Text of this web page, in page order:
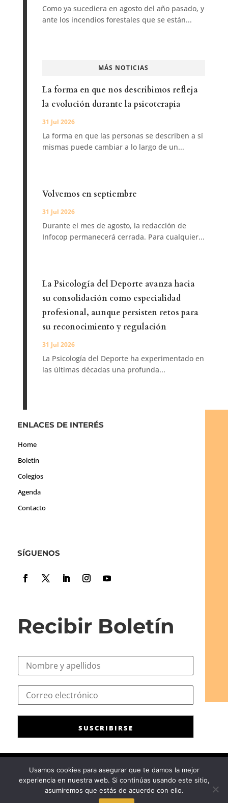
Como ya sucediera en agosto del año pasado, y
ante los incendios forestales que se están...
MÁS NOTICIAS
La forma en que nos describimos refleja
la evolución durante la psicoterapia
31 Jul 2026
La forma en que las personas se describen a sí
mismas puede cambiar a lo largo de un...
Volvemos en septiembre
31 Jul 2026
Durante el mes de agosto, la redacción de
Infocop permanecerá cerrada. Para cualquier...
La Psicología del Deporte avanza hacia
su consolidación como especialidad
profesional, aunque persisten retos para
su reconocimiento y regulación
31 Jul 2026
La Psicología del Deporte ha experimentado en
las últimas décadas una profunda...
ENLACES DE INTERÉS
Home
Boletín
Colegios
Agenda
Contacto
SÍGUENOS
Recibir Boletín
N
r
*
o
r
e
e
e
C
o
e
c
SUSCRIBIRSE
Consejo General de la Psicología de España|Privacidad|Aviso
Legal| Política de cookies
Usamos cookies para asegurar que te damos la mejor
experiencia en nuestra web. Si continúas usando este sitio,
asumiremos que estás de acuerdo con ello.